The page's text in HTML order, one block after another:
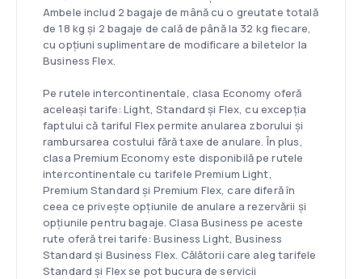
Ambele includ 2 bagaje de mână cu o greutate totală
de 18 kg și 2 bagaje de cală de până la 32 kg fiecare,
cu opțiuni suplimentare de modificare a biletelor la
Business Flex.
Pe rutele intercontinentale, clasa Economy oferă
aceleaşi tarife: Light, Standard și Flex, cu excepția
faptului că tariful Flex permite anularea zborului și
rambursarea costului fără taxe de anulare. În plus,
clasa Premium Economy este disponibilă pe rutele
intercontinentale cu tarifele Premium Light,
Premium Standard și Premium Flex, care diferă în
ceea ce privește opțiunile de anulare a rezervării și
opțiunile pentru bagaje. Clasa Business pe aceste
rute oferă trei tarife: Business Light, Business
Standard și Business Flex. Călătorii care aleg tarifele
Standard și Flex se pot bucura de servicii